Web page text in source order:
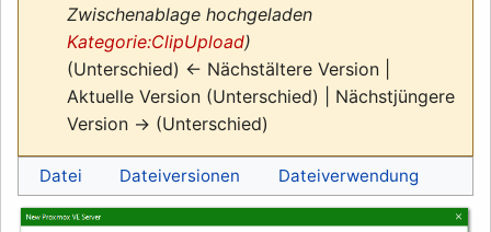
Zwischenablage hochgeladen
Kategorie:ClipUpload)
(Unterschied) ← Nächstältere Version |
Aktuelle Version (Unterschied) | Nächstjüngere
Version → (Unterschied)
Datei Dateiversionen Dateiverwendung